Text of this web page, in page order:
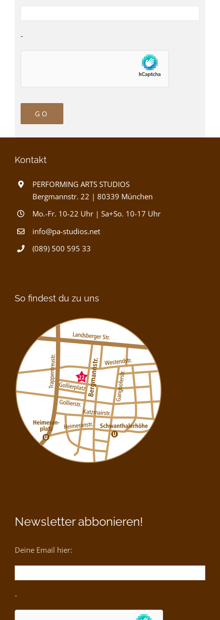
-
Kontakt
PERFORMING ARTS STUDIOS
Bergmannstr. 22 | 80339 München
Mo.-Fr. 10-22 Uhr | Sa+So. 10-17 Uhr
info@pa-studios.net
(089) 500 595 33
So findest du zu uns
Newsletter abbonieren!
Deine Email hier:
-